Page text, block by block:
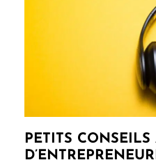
PETITS CONSEILS